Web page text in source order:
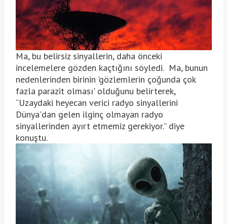
Ma, bu belirsiz sinyallerin, daha önceki
incelemelere gözden kaçtığını söyledi. Ma, bunun
nedenlerinden birinin 'gözlemlerin çoğunda çok
fazla parazit olması' olduğunu belirterek,
“Uzaydaki heyecan verici radyo sinyallerini
Dünya'dan gelen ilginç olmayan radyo
sinyallerinden ayırt etmemiz gerekiyor.” diye
konuştu.